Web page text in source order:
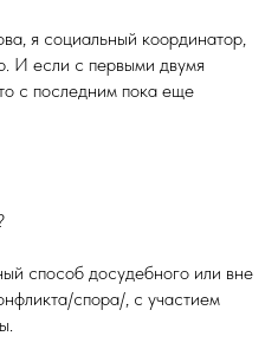
я социальный координатор,
И если с первыми двумя
с последним пока еще
способ досудебного или вне
спора/, с участием